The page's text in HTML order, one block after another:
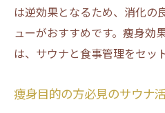
は逆効果となるため、消化の
ューがおすすめです。痩身効
は、サウナと食事管理をセッ
痩身目的の方必見のサウナ